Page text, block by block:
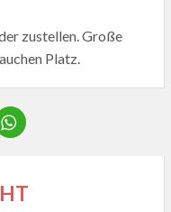
zustellen. Große
Platz.